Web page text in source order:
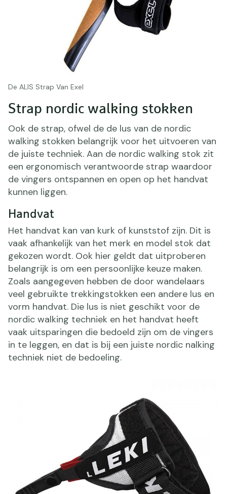
De ALIS Strap Van Exel
Strap nordic walking stokken
Ook de strap, ofwel de de lus van de nordic
walking stokken belangrijk voor het uitvoeren van
de juiste techniek. Aan de nordic walking stok zit
een ergonomisch verantwoorde strap waardoor
de vingers ontspannen en open op het handvat
kunnen liggen.
Handvat
Het handvat kan van kurk of kunststof zijn. Dit is
vaak afhankelijk van het merk en model stok dat
gekozen wordt. Ook hier geldt dat uitproberen
belangrijk is om een persoonlijke keuze maken.
Zoals aangegeven hebben de door wandelaars
veel gebruikte trekkingstokken een andere lus en
vorm handvat. Die lus is niet geschikt voor de
nordic walking techniek en het handvat heeft
vaak uitsparingen die bedoeld zijn om de vingers
in te leggen, en dat is bij een juiste nordic nalking
techniek niet de bedoeling.